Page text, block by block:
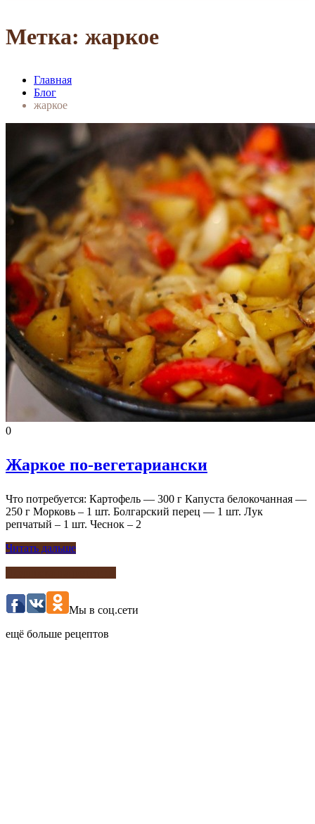
Метка: жаркое
Главная
Блог
жаркое
0
Жаркое по-вегетариански
Что потребуется: Картофель — 300 г Капуста белокочанная —
250 г Морковь – 1 шт. Болгарский перец — 1 шт. Лук
репчатый – 1 шт. Чеснок – 2
Читать дальше
Мы в соц.сети
ещё больше рецептов